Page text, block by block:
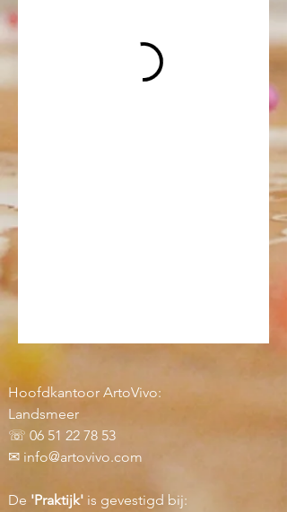
Hoofdkantoor ArtoVivo:
Landsmeer
☏ 06 51 22 78 53
✉︎ info@artovivo.com
De 'Praktijk' is gevestigd bij: